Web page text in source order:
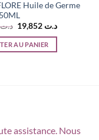
Huile de Germe
د.ت Le
prix
initial
était :
د.ت 19,852
Le
AU PANIER
assistance. Nous